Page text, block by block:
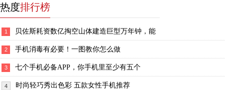
热度排行榜
1 贝佐斯耗资数亿掏空山体建造巨型万年钟，能
2 手机消毒有必要！一图教你怎么做
3 七个手机必备APP，你手机里至少有五个
4 时尚轻巧秀出色彩 五款女性手机推荐